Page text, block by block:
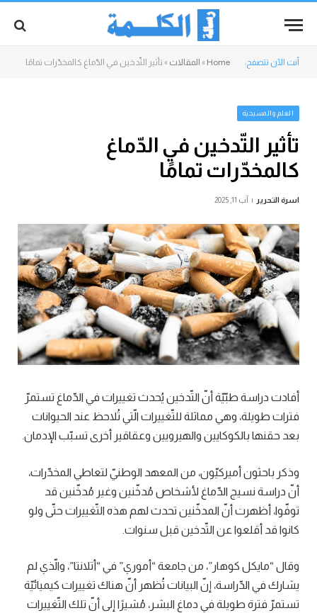
أنت الآن تتصفح: Home
» المقالات » تأثير التّدخين في الدّماغ كالمخدّرات تمامًا
العلم والمسيحية
تأثير التّدخين في الدّماغ
كالمخدّرات تمامًا
اسرة التحرير آب 11, 2025
أفادت دراسة طبّيّة أنّ التّدخين يُحدث تغييرات في الدّماغ تستمرّ
فترات طويلة، وهي مماثلة للتّغييرات الّتي تُلاحظ عند الحيوانات
بعد حقنها بالكوكايين والهيرويين وعقاقير أخرى تسبّب الإدمان.
وذكر باحثون أميركيّون، من المعهد الوطنيّ لتعاطي المخدّرات،
أنّ دراسة نسيج الدّماغ لأشخاص مُدخّنين وغير مُدخّنين قد
توفّوا، أظهرت أنّ المدخّنين تحدث لهم هذه التّغييرات حتّى ولو
كانوا قد أقلعوا عن التّدخين قبل سنوات.
وقال “مايكل كوهار”، من جامعة “أموري” في “أتلانتا”، والّذي لم
يشارك في الدّراسة، إنّ البيانات تُظهر أنّ هناك تغييرات كيميائيّة
تستمرّ فترة طويلة في دماغ البشر، مُشيرًا إلى أنّ تلك التّغييرات